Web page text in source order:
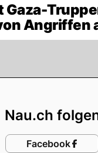
Gaza-
Angriffen
Nau.ch
Facebook